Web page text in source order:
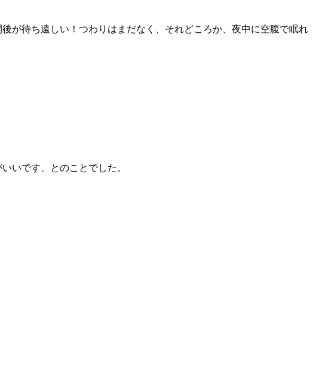
が待ち遠しい！つわりはまだなく、それどころか、夜中に空腹で眠れ
いです、とのことでした。